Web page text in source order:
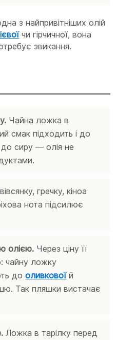
з найпривітніших олій
чи гірчичної, вона
звикання.
Чайна ложка в
смак підходить і до
до сиру — олія не
гречку, кіноа
нота підсилює
олією. Через ціну її
чайну ложку
дооливковоїй
Так пляшки вистачає
Ложка в тарілку перед